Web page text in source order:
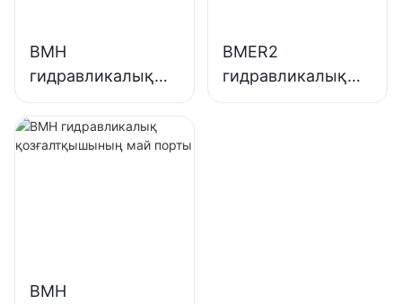
BMH
гидравликалық
қозғалтқышының
H май порты
BMER2
гидравликалық
қозғалтқыштары
BMH